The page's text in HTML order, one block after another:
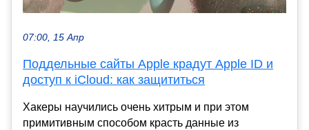
07:00, 15 Апр
Поддельные сайты Apple крадут Apple ID и
доступ к iCloud: как защититься
Хакеры научились очень хитрым и при этом
примитивным способом красть данные из